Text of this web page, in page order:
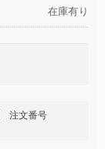
在庫有り
注文番号